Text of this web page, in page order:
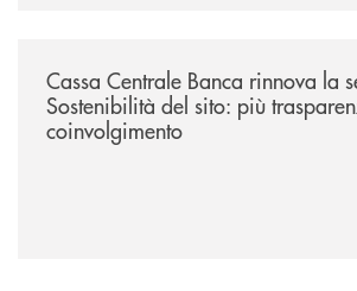
Cassa Centrale Banca rinnova la
Sostenibilità del sito: più
coinvolgimento